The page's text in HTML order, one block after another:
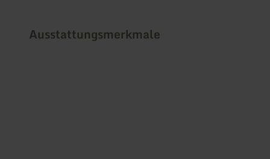
Ausstattungsmerkmale